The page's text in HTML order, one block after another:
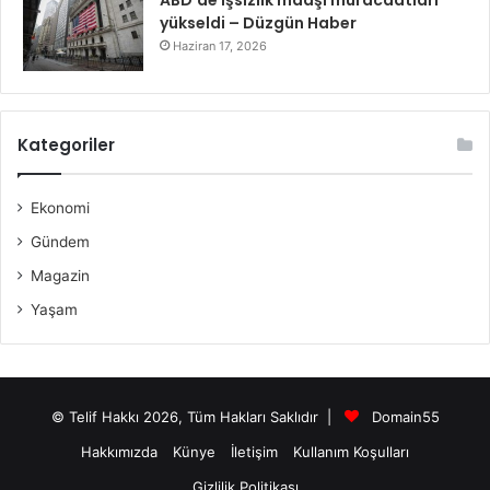
yükseldi – Düzgün Haber
Haziran 17, 2026
Kategoriler
Ekonomi
Gündem
Magazin
Yaşam
© Telif Hakkı 2026, Tüm Hakları Saklıdır |
Domain55
Hakkımızda
Künye İletişim
Kullanım Koşulları